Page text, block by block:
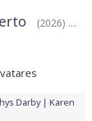
(2026) ....
Darby
Karen